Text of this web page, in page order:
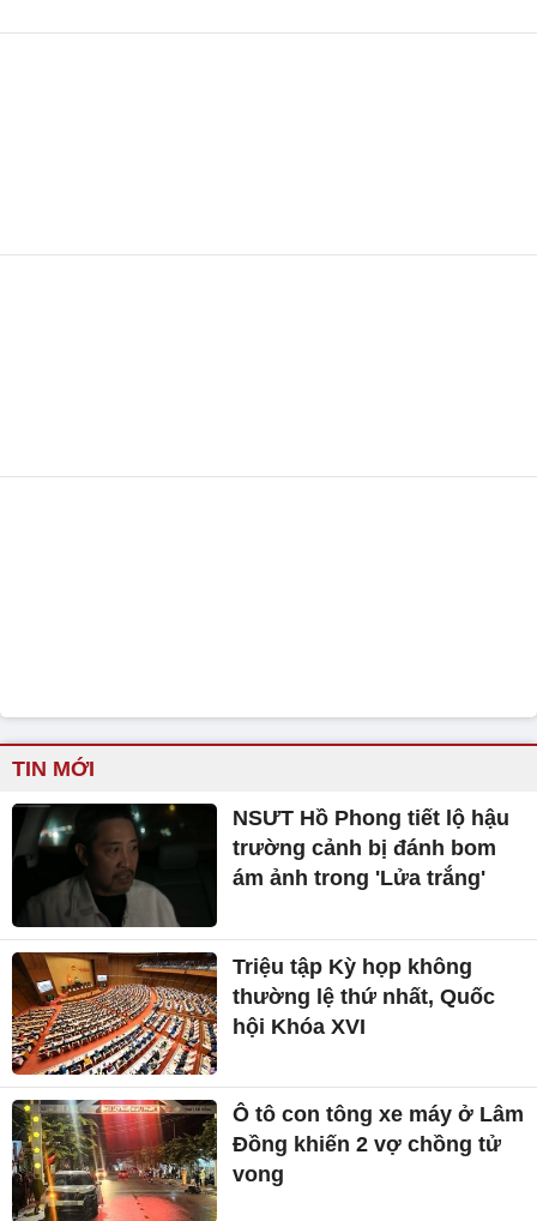
TIN MỚI
NSƯT Hồ Phong tiết lộ hậu
trường cảnh bị đánh bom
ám ảnh trong 'Lửa trắng'
Triệu tập Kỳ họp không
thường lệ thứ nhất, Quốc
hội Khóa XVI
Ô tô con tông xe máy ở Lâm
Đồng khiến 2 vợ chồng tử
vong